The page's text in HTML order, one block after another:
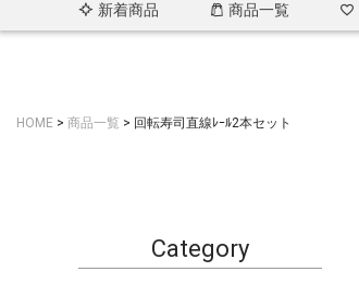
新着商品 商品一覧
HOME 商品一覧 回転寿司直線ﾚｰﾙ2本セット
Category